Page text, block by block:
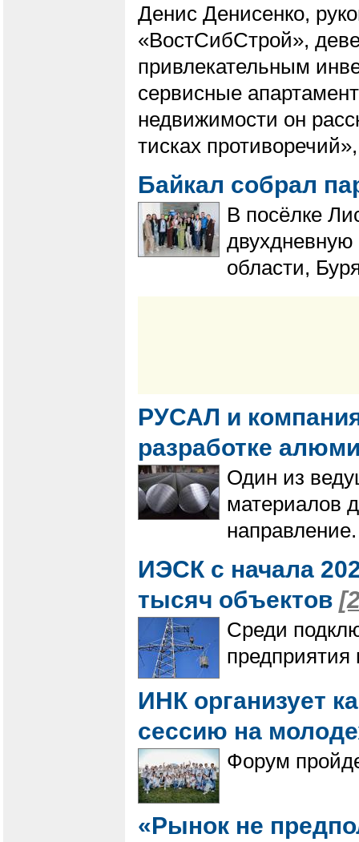
Денис Денисенко,
«ВостСибСтрой»,
привлекательным
сервисные
недвижимости он
тисках
Байкал собрал
В посёлке
двухдневную
области,
РУСАЛ и
разработке
Один из
материалов
направление.
ИЭСК с начала
тысяч объектов
Среди
предприятия
ИНК организует
сессию на
Форум
«Рынок не